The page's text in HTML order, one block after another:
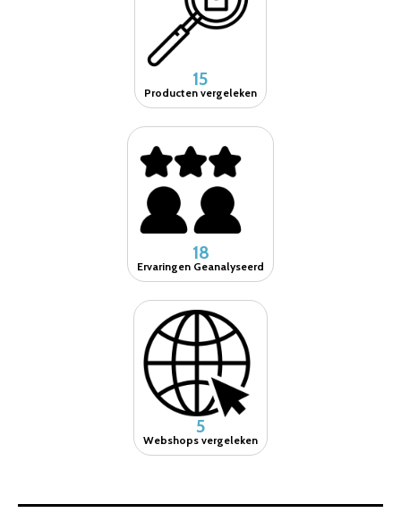
15
Producten vergeleken
18
Ervaringen Geanalyseerd
5
Webshops vergeleken